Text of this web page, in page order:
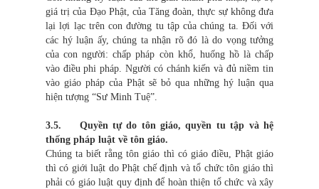
giá trị của Đạo Phật, của Tăng đoàn, thực sự không đưa
lại lợi lạc trên con đường tu tập của chúng ta. Đối với
các hý luận ấy, chúng ta nhận rõ đó là do vọng tưởng
của con người: chấp pháp còn khổ, huống hồ là chấp
vào điều phi pháp. Người có chánh kiến và đủ niềm tin
vào giáo pháp của Phật sẽ bỏ qua những hý luận qua
hiện tượng “Sư Minh Tuệ”.
3.5. Quyền tự do tôn giáo, quyền tu tập và hệ
thống pháp luật về tôn giáo.
Chúng ta biết rằng tôn giáo thì có giáo điều, Phật giáo
thì có giới luật do Phật chế định và tổ chức tôn giáo thì
phải có giáo luật quy định để hoàn thiện tổ chức và xây